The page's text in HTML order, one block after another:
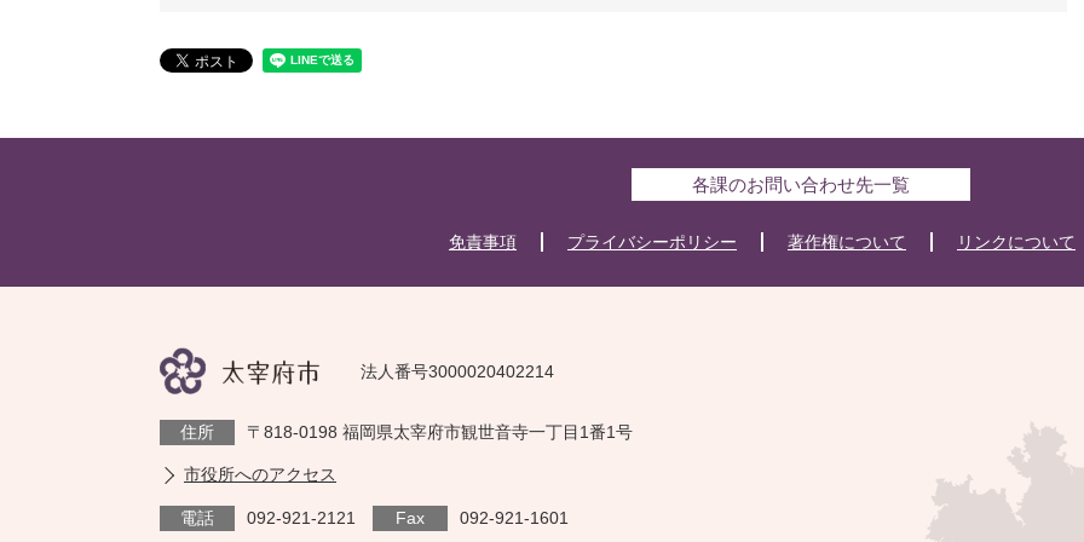
各課のお問い合わせ先一覧
免責事項 プライバシーポリシー 著作権について リンクについて
法人番号3000020402214
住所 〒818-0198 福岡県太宰府市観世音寺一丁目1番1号
市役所へのアクセス
電話 092-921-2121 Fax 092-921-1601